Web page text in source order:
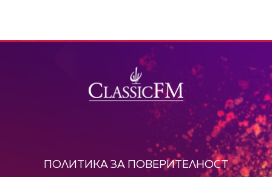
ПОЛИТИКА ЗА ПОВЕРИТЕЛНОСТ